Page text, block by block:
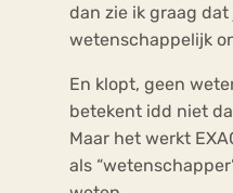
dan zie ik graag
wetenschappelijk
En klopt, geen
betekent idd niet
Maar het werkt
als